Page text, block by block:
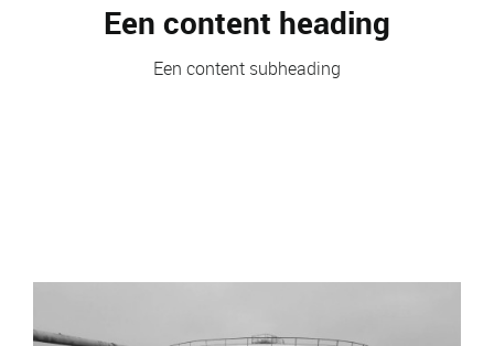
Een content heading
Een content subheading